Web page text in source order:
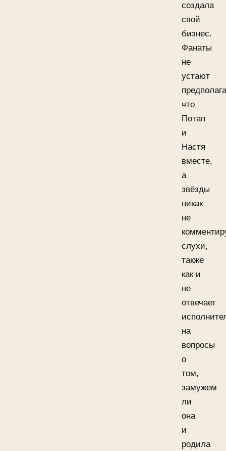
создала
свой
бизнес.
Фанаты
не
устают
что
Потап
и
Настя
вместе,
а
звёзды
никак
не
слухи,
также
как и
не
отвечает
на
вопросы
о
том,
замужем
ли
она
и
родила